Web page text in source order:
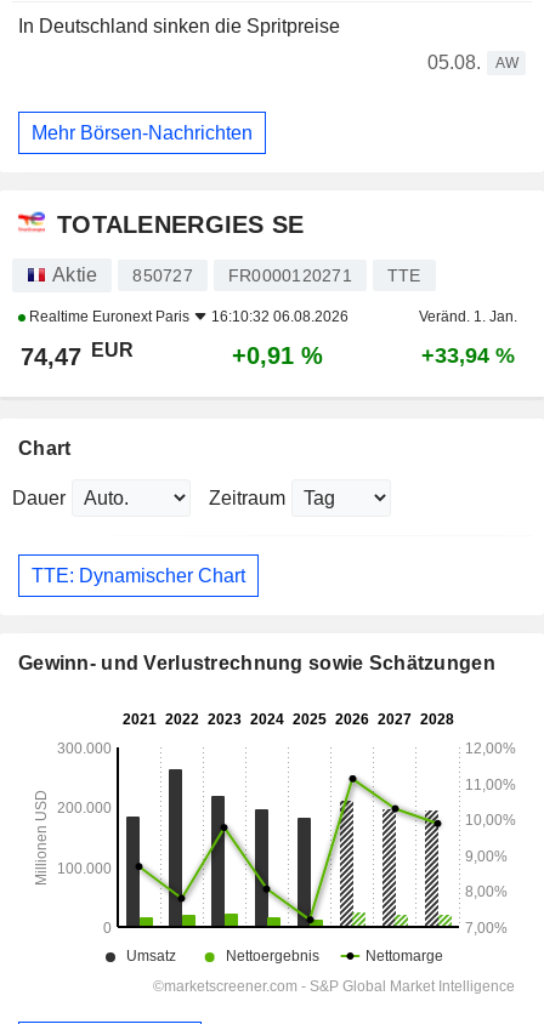
In Deutschland sinken die Spritpreise
05.08.
AW
Mehr Börsen-Nachrichten
TOTALENERGIES SE
Aktie 850727 FR0000120271 TTE
Realtime Euronext Paris 16:10:32 06.08.2026 Veränd. 1. Jan.
74,47 EUR +0,91 % +33,94 %
Chart
Dauer Zeitraum
TTE: Dynamischer Chart
Gewinn- und Verlustrechnung sowie Schätzungen